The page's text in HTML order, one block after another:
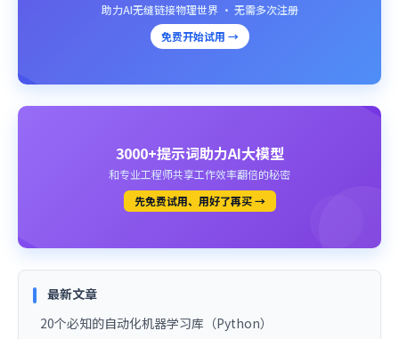
助力AI无缝链接物理世界 · 无需多次注册
免费开始试用 →
3000+提示词助力AI大模型
和专业工程师共享工作效率翻倍的秘密
先免费试用、用好了再买 →
最新文章
20个必知的自动化机器学习库（Python）